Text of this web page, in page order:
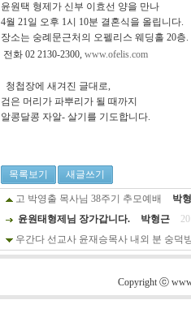
윤원택 형제가 신부 이효선 양을 만나
4월 21일 오후 1시 10분 결혼식을 올립니다.
장소는 숭례문근처의 오펠리스 웨딩홀 20층.
전화 02 2130-2300, www.ofelis.com
청첩장에 새겨진 글대로,
검은 머리가 파뿌리가 될 때까지
알콩달콩 자알- 살기를 기도합니다.
목록보기 새글쓰기
고 박영출 목사님 38주기 추모예배
박
윤원태형제님 장가갑니다.
박형근
우간다 선교사 윤재승목사 내외 분 숭덕
Copyright ⓒ